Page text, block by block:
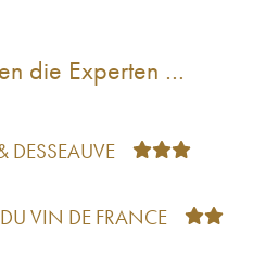
die Experten …
DESSEAUVE
VIN DE FRANCE